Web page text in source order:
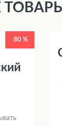
80 %